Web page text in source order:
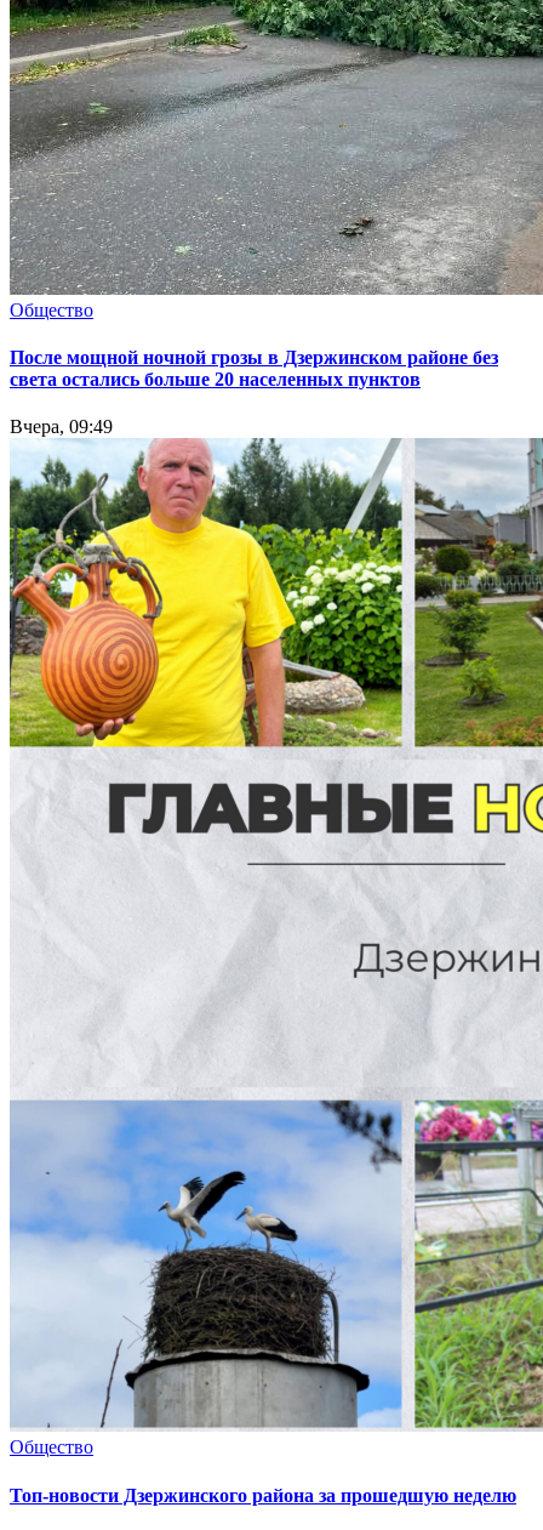
Общество
После мощной ночной грозы в Дзержинском районе без
света остались больше 20 населенных пунктов
Вчера, 09:49
Общество
Топ-новости Дзержинского района за прошедшую неделю